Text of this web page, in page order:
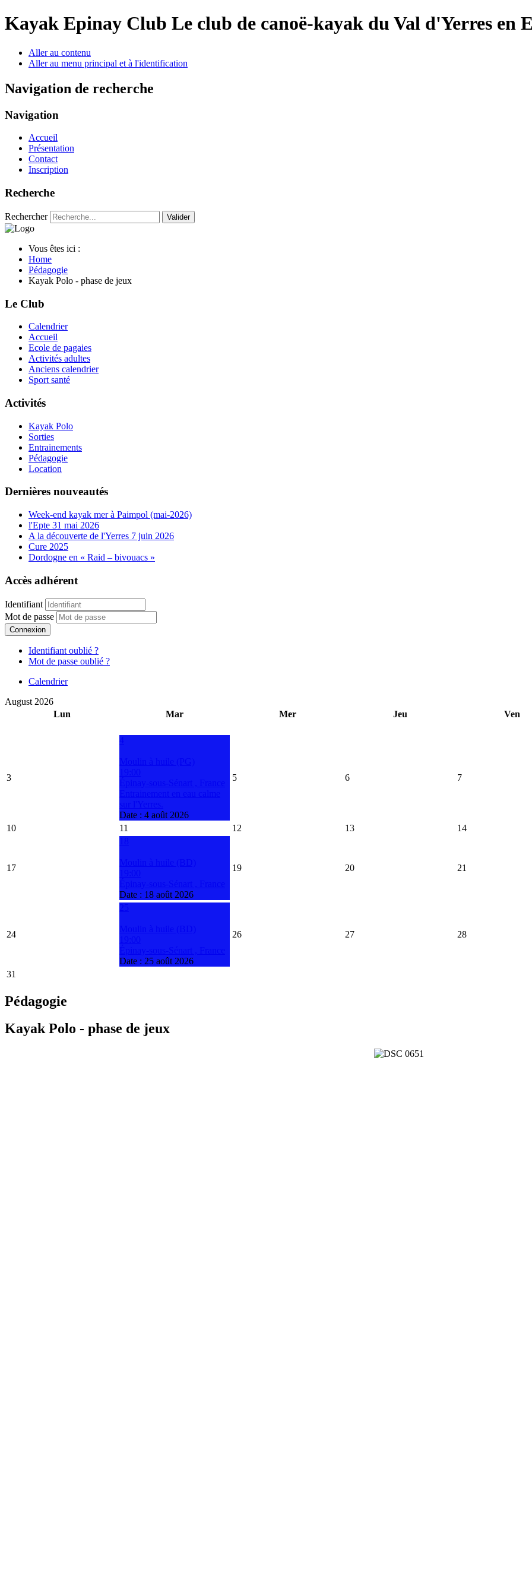
Kayak Epinay Club Le club de canoë-kayak du Val d'Yerres en
Aller au contenu
Aller au menu principal et à l'identification
Navigation de recherche
Navigation
Accueil
Présentation
Contact
Inscription
Recherche
Rechercher Valider
Vous êtes ici :
Home
Pédagogie
Kayak Polo - phase de jeux
Le Club
Calendrier
Accueil
Ecole de pagaies
Activités adultes
Anciens calendrier
Sport santé
Activités
Kayak Polo
Sorties
Entrainements
Pédagogie
Location
Dernières nouveautés
Week-end kayak mer à Paimpol (mai-2026)
l'Epte 31 mai 2026
A la découverte de l'Yerres 7 juin 2026
Cure 2025
Dordogne en « Raid – bivouacs »
Accès adhérent
Identifiant
Mot de passe
Connexion
Identifiant oublié ?
Mot de passe oublié ?
Calendrier
August 2026
Lun
Mar Mer Jeu Ven
3
Date : 4 août 2026
5 6 7
10 11 12 13 14
17
Date : 18 août 2026
19 20 21
24
Date : 25 août 2026
26 27 28
31
Pédagogie
Kayak Polo - phase de jeux